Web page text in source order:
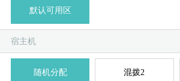
默认可用区
宿主机
随机分配 混拨2
标准型 Small.4 2核 1G
系统类别
Windows 2003 32位